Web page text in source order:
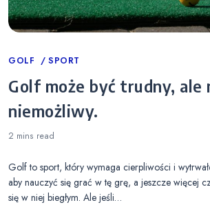
Categories
GOLF SPORT
Golf może być trudny, ale
niemożliwy.
2 mins read
Golf to sport, który wymaga cierpliwości i
aby nauczyć się grać w tę grę, a jeszcze więcej
się w niej biegłym. Ale jeśli…